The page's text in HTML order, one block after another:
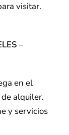
visitar.
–
en el
alquiler.
y servicios